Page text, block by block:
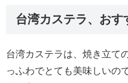
台湾カステラ、お
台湾カステラは、焼き立て
っふわでとても美味しいの